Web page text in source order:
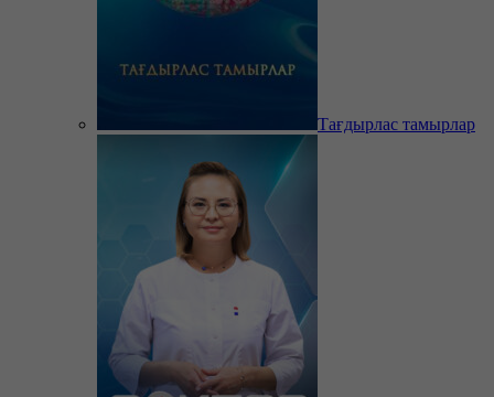
Тағдырлас тамырлар